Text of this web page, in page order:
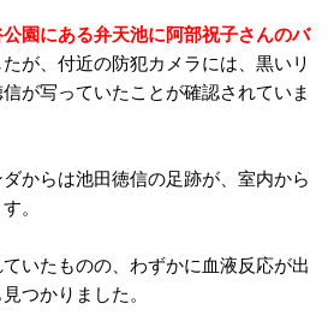
園にある弁天池に阿部祝子さんのバ
が、 付近の防犯カメラには、黒いリ
が写っていたことが確認されていま
からは池田徳信の足跡が、室内から
。
いたものの、わずかに血液反応が出
つかりました。